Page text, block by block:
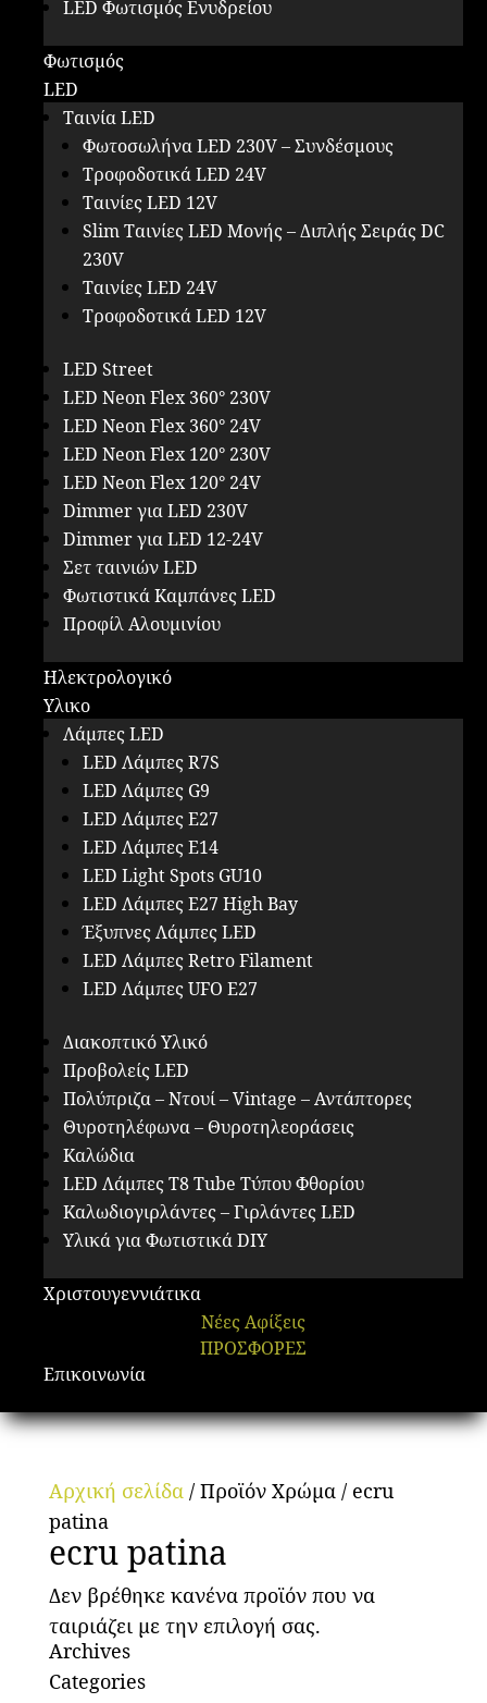
LED Φωτισμός Ενυδρείου
Φωτισμός
LED
Ταινία LED
Φωτοσωλήνα LED 230V – Συνδέσμους
Τροφοδοτικά LED 24V
Ταινίες LED 12V
Slim Ταινίες LED Μονής – Διπλής Σειράς DC
230V
Ταινίες LED 24V
Τροφοδοτικά LED 12V
LED Street
LED Neon Flex 360° 230V
LED Neon Flex 360° 24V
LED Neon Flex 120° 230V
LED Neon Flex 120° 24V
Dimmer για LED 230V
Dimmer για LED 12-24V
Σετ ταινιών LED
Φωτιστικά Καμπάνες LED
Προφίλ Αλουμινίου
Ηλεκτρολογικό
Υλικο
Λάμπες LED
LED Λάμπες R7S
LED Λάμπες G9
LED Λάμπες E27
LED Λάμπες E14
LED Light Spots GU10
LED Λάμπες E27 High Bay
Έξυπνες Λάμπες LED
LED Λάμπες Retro Filament
LED Λάμπες UFO E27
Διακοπτικό Υλικό
Προβολείς LED
Πολύπριζα – Ντουί – Vintage – Αντάπτορες
Θυροτηλέφωνα – Θυροτηλεοράσεις
Καλώδια
LED Λάμπες Τ8 Tube Τύπου Φθορίου
Καλωδιογιρλάντες – Γιρλάντες LED
Υλικά για Φωτιστικά DIY
Χριστουγεννιάτικα
Νέες Αφίξεις
ΠΡΟΣΦΟΡΕΣ
Επικοινωνία
Αρχική σελίδα/ Προϊόν Χρώμα / ecru
patina
ecru patina
Δεν βρέθηκε κανένα προϊόν που να
ταιριάζει με την επιλογή σας.
Archives
Categories